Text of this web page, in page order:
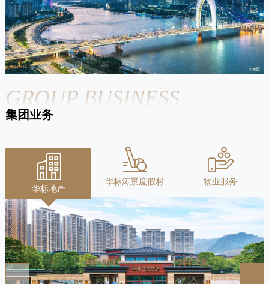
GROUP BUSINESS
集团业务
华标地产
华标涛景度假村 物业服务